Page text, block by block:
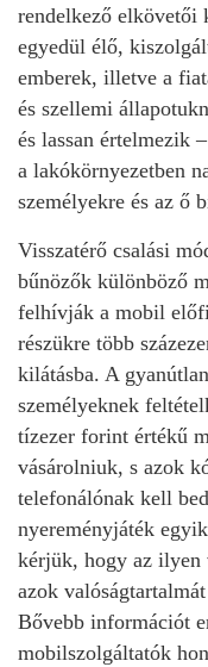
rendelkező
egyedül élő,
emberek, illetve a
és szellemi
és lassan értelmezik
a lakókörnyezetben
személyekre és az ő
Visszatérő csalási
bűnözők különböző
felhívják a mobil
részükre több
kilátásba. A
személyeknek
tízezer forint értékű
vásárolniuk, s azok
telefonálónak kell
nyereményjáték
kérjük, hogy az ilyen
azok
Bővebb információt
mobilszolgáltatók